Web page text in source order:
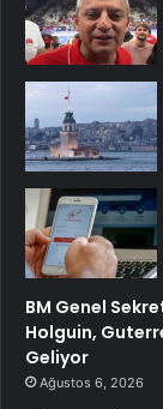
BM Genel
Holguin,
Geliyor
Ağustos 6, 2026